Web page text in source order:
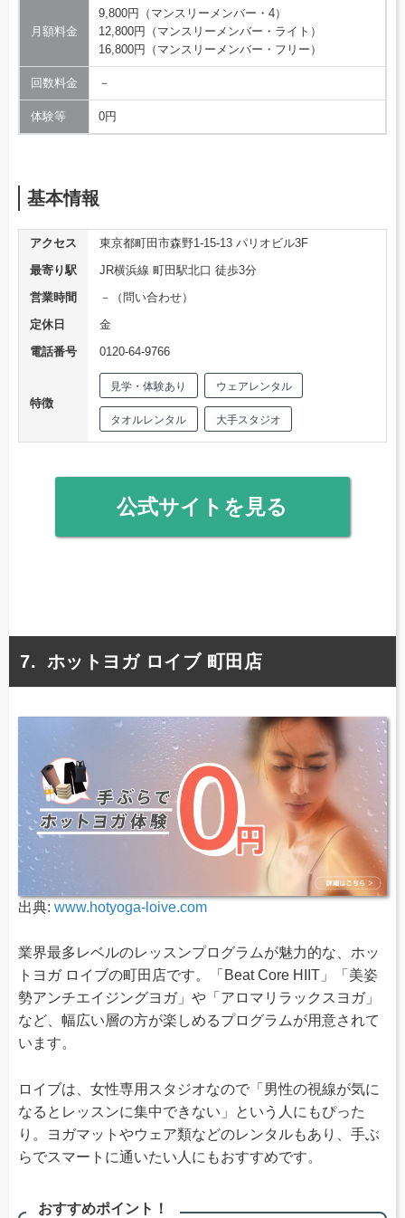
月額料金
9,800円（マンスリーメンバー・4）
12,800円（マンスリーメンバー・ライト）
16,800円（マンスリーメンバー・フリー）
回数料金 －
体験等 0円
基本情報
アクセス
東京都町田市森野1-15-13 パリオビル3F
最寄り駅
JR横浜線 町田駅北口 徒歩3分
営業時間
－（問い合わせ）
定休日
金
電話番号
0120-64-9766
特徴
見学・体験あり ウェアレンタル
タオルレンタル 大手スタジオ
公式サイトを見る
ホットヨガ ロイブ 町田店
出典: www.hotyoga-loive.com
業界最多レベルのレッスンプログラムが魅力的な、ホッ
トヨガ ロイブの町田店です。「Beat Core HIIT」「美姿
勢アンチエイジングヨガ」や「アロマリラックスヨガ」
など、幅広い層の方が楽しめるプログラムが用意されて
います。
ロイブは、女性専用スタジオなので「男性の視線が気に
なるとレッスンに集中できない」という人にもぴった
り。ヨガマットやウェア類などのレンタルもあり、手ぶ
らでスマートに通いたい人にもおすすめです。
おすすめポイント！